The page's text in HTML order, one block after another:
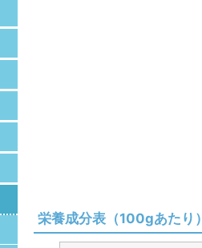
栄養成分表（100gあたり）